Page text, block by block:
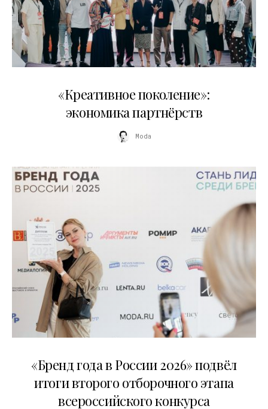
«Креативное поколение»:
экономика партнёрств
Moda
«Бренд года в России 2026» подвёл
итоги второго отборочного этапа
всероссийского конкурса